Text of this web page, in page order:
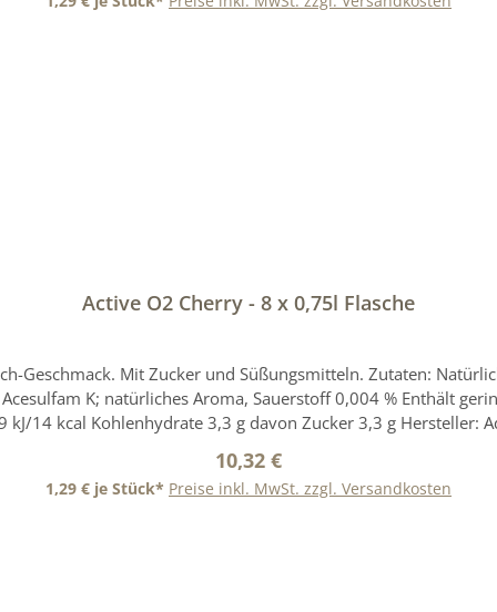
Angaben zu diesem Produkt, die uns vom Hersteller zur
Active O2 Cherry - 8 x 0,75l Flasche
Geschmack. Mit Zucker und Süßungsmitteln. Zutaten:
0,004 % Enthält geringfügige Mengen von Fett, gesättigten Fettsäuren, Eiweiß
14 kcal Kohlenhydrate 3,3 g davon Zucker 3,3 g Hersteller:
wird keine Haftung übernommen. Bitte prüfen Sie
weitere Angaben zu diesem Produkt, die uns vom Hersteller
Regulärer Preis:
10,32 €
1,29 € je Stück* Preise inkl. MwSt. zzgl. Versandkosten